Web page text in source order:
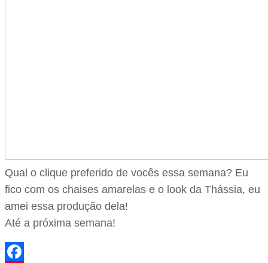
Qual o clique preferido de vocês essa semana? Eu
fico com os chaises amarelas e o look da Thássia, eu
amei essa produção dela!
Até a próxima semana!